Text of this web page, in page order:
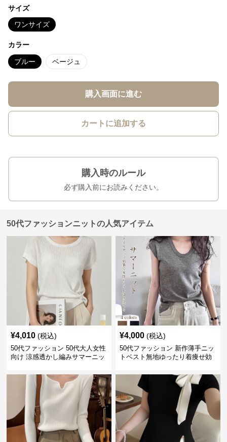
サイズ
ワンサイズ
カラー
ブルー ベージュ
購入画面に進む
カートに追加する
購入時のルール
必ず購入前にお読みください。
50代ファッションニットの人気アイテム
¥4,010 (税込)
50代ファッション 50代大人女性
向け 涼感透かし編みサマーニッ
¥4,000 (税込)
50代ファッション 新作薄手ニッ
トベスト無地ゆったり着痩せ効